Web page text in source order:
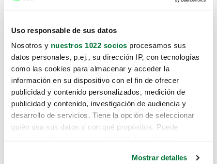
Uso responsable de sus datos
Nosotros y nuestros 1022 socios procesamos sus
datos personales, p.ej., su dirección IP, con tecnologías
como las cookies para almacenar y acceder la
información en su dispositivo con el fin de ofrecer
publicidad y contenido personalizados, medición de
publicidad y contenido, investigación de audiencia y
desarrollo de servicios. Tiene la opción de seleccionar
quién usa sus datos y con qué propósitos. Puede
Mostrar detalles
Lo sentimos, no sabemos como
te hemos traido hasta aquí.
Pero puedes encontrar el coche que estás
buscando en alguno de estos enlaces: